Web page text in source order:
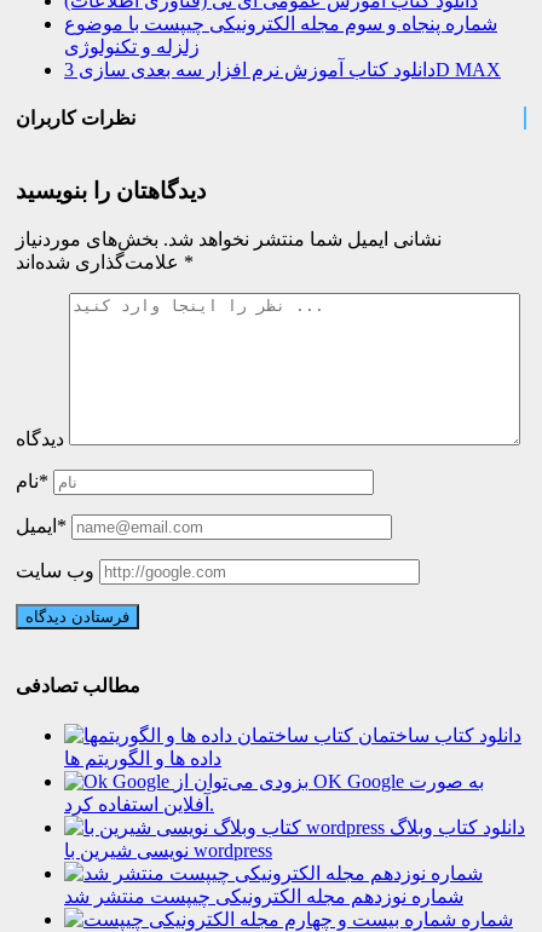
شماره پنجاه و سوم مجله الکترونیکی چیپست با موضوع
زلزله و تکنولوژی
دانلود کتاب آموزش نرم افزار سه بعدی سازی 3D MAX
نظرات کاربران
دیدگاهتان را بنویسید
نشانی ایمیل شما منتشر نخواهد شد. بخش‌های موردنیاز
*
دیدگاه
نام*
ایمیل*
وب سایت
مطالب تصادفی
دانلود کتاب ساختمان
داده ها و الگوریتم ها
بزودی می‌توان از OK Google به صورت
آفلاین استفاده کرد.
دانلود کتاب وبلاگ
نویسی شیرین با wordpress
شماره نوزدهم مجله الکترونیکی چیپست منتشر شد
شماره